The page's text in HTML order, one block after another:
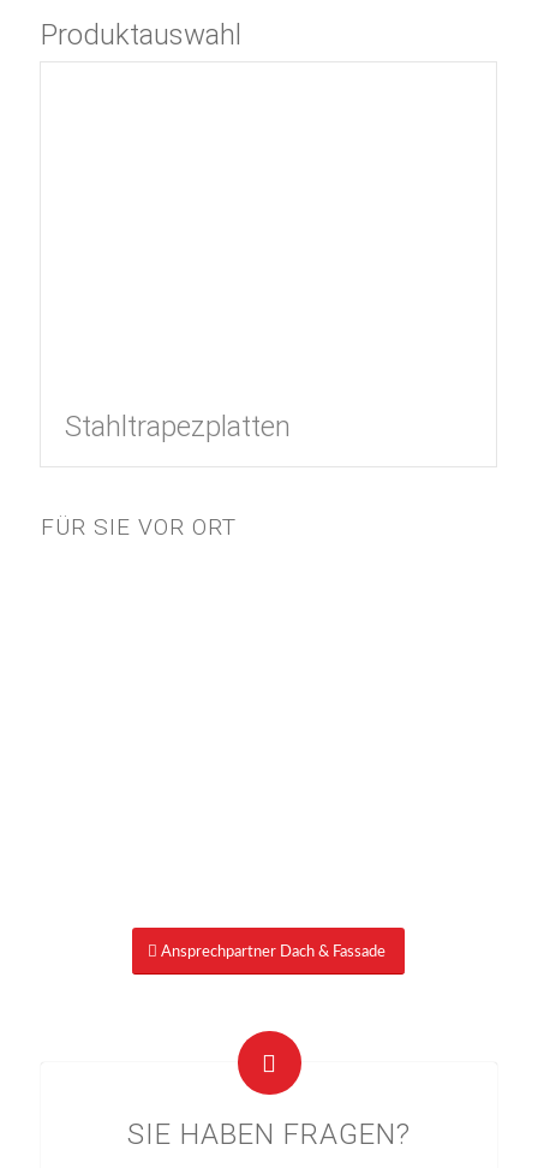
Produktauswahl
Stahltrapezplatten
FÜR SIE VOR ORT
Ansprechpartner Dach & Fassade
SIE HABEN FRAGEN?